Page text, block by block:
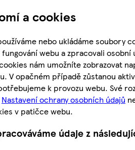
a cookies
nebo ukládáme soubory
webu a zpracovali osobní
nám umožníte zobrazovat
V opačném případě zůstanou
k provozu webu. Své
Nastavení ochrany osobních údajů
v patičce webu.
údaje z